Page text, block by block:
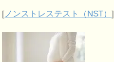
[ノンストレステスト（NST）]